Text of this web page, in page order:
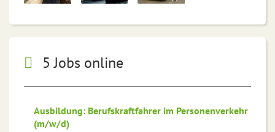
5 Jobs online
Ausbildung: Berufskraftfahrer im Personenverkehr
(m/w/d)